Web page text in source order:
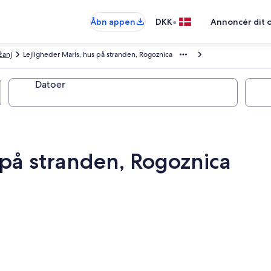
Åbn appen
DKK• Annoncér dit
Lejligheder Maris, hus på stranden, Rogoznica
Datoer
stranden, Rogoznica